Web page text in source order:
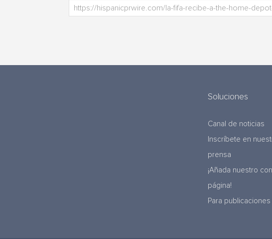
Soluciones
Canal de noticias
Inscríbete en
prensa
¡Añada nuestro
página!
Para